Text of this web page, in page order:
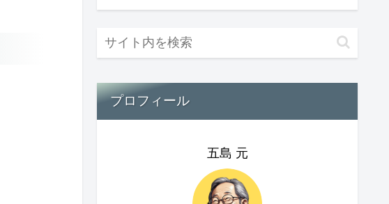
プロフィール
五島 元